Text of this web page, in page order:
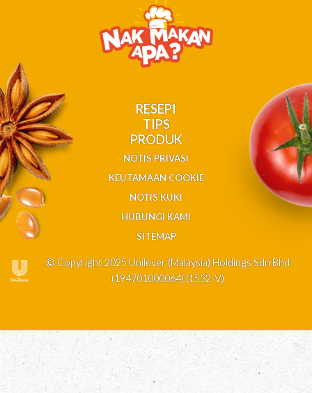
RESEPI
TIPS
PRODUK
NOTIS PRIVASI
KEUTAMAAN COOKIE
NOTIS KUKI
HUBUNGI KAMI
SITEMAP
© Copyright 2025 Unilever (Malaysia) Holdings Sdn Bhd
(194701000064) (1532-V)